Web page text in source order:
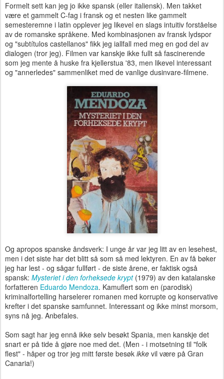
Formelt sett kan jeg jo ikke spansk (eller italiensk). Men takket
være et gammelt C-fag i fransk og et nesten like gammelt
semesteremne i latin opplever jeg likevel en slags intuitiv forståelse
av de romanske språkene. Med kombinasjonen av fransk lydspor
og "subtítulos castellanos" fikk jeg iallfall med meg en god del av
dialogen (tror jeg). Filmen var kanskje ikke fullt så fascinerende
som jeg mente å huske fra kjellerstua '83, men likevel interessant
og "annerledes" sammenliket med de vanlige dusinvare-filmene.
Og apropos spanske åndsverk: I unge år var jeg litt av en lesehest,
men i det siste har det blitt så som så med lektyren. En av få bøker
jeg har lest - og sågar fullført - de siste årene, er faktisk også
spansk: Mysteriet i den forheksede krypt(1979) av den katalanske
forfatteren Eduardo Mendoza. Kamuflert som en (parodisk)
kriminalfortelling harselerer romanen med korrupte og konservative
krefter i det spanske samfunnet. Interessant og ikke minst morsom,
syns nå jeg. Anbefales.
Som sagt har jeg ennå ikke selv besøkt Spania, men kanskje det
snart er på tide å gjøre noe med det. (Men - i motsetning til "folk
flest" - håper og tror jeg mitt første besøk ikke vil være på Gran
Canaria!)